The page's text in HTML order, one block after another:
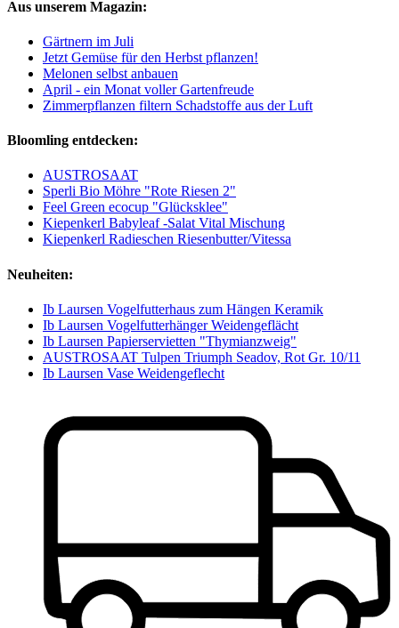
Aus unserem Magazin:
Gärtnern im Juli
Jetzt Gemüse für den Herbst pflanzen!
Melonen selbst anbauen
April - ein Monat voller Gartenfreude
Zimmerpflanzen filtern Schadstoffe aus der Luft
Bloomling entdecken:
AUSTROSAAT
Sperli Bio Möhre "Rote Riesen 2"
Feel Green ecocup "Glücksklee"
Kiepenkerl Babyleaf -Salat Vital Mischung
Kiepenkerl Radieschen Riesenbutter/Vitessa
Neuheiten:
Ib Laursen Vogelfutterhaus zum Hängen Keramik
Ib Laursen Vogelfutterhänger Weidengeflächt
Ib Laursen Papierservietten "Thymianzweig"
AUSTROSAAT Tulpen Triumph Seadov, Rot Gr. 10/11
Ib Laursen Vase Weidengeflecht